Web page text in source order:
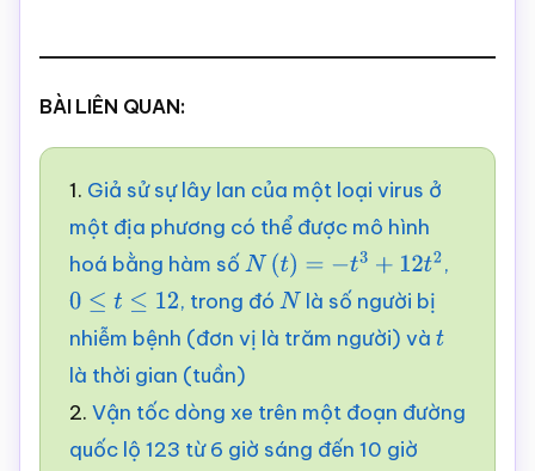
BÀI LIÊN QUAN:
1. Giả sử sự lây lan của một loại virus ở
một địa phương có thể được mô hình
hoá bằng hàm số N( t)= −t3+12 t2
,
0 ≤t≤ 12 , trong đóN là số người bị
nhiễm bệnh (đơn vị là trăm người) và t
là thời gian (tuần)
2. Vận tốc dòng xe trên một đoạn đường
quốc lộ 123 từ 6 giờ sáng đến 10 giờ